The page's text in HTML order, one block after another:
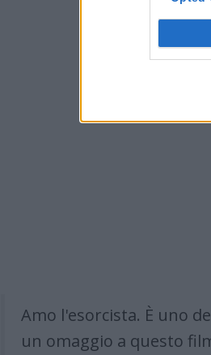
Amo l'esorcista. È uno
un omaggio a questo